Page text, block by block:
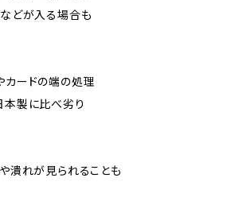
どが入る場合も
ードの端の処理
本製に比べ劣り
潰れが見られることも